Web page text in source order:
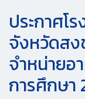
ประกาศโ
จังหวัดสง
จำหน่ายอ
การศึกษา